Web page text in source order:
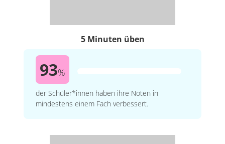
5 Minuten üben
93%
der Schüler*innen haben ihre Noten in
mindestens einem Fach verbessert.